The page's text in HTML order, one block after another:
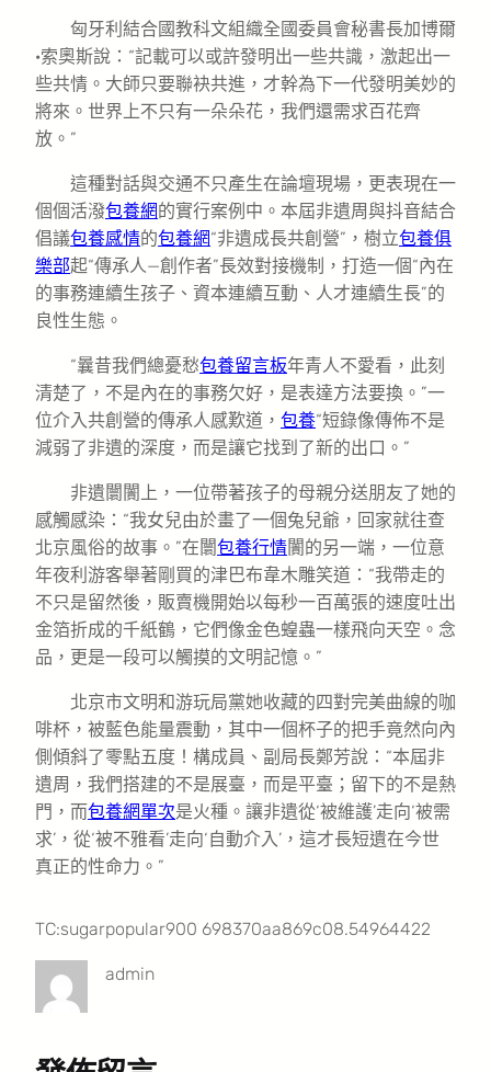
匈牙利結合國教科文組織全國委員會秘書長加博爾
·索奧斯說：“記載可以或許發明出一些共識，激起出一
些共情。大師只要聯袂共進，才幹為下一代發明美妙的
將來。世界上不只有一朵朵花，我們還需求百花齊
放。”
這種對話與交通不只產生在論壇現場，更表現在一
個個活潑包養網的實行案例中。本屆非遺周與抖音結合
倡議包養感情的包養網“非遺成長共創營”，樹立包養俱
樂部起“傳承人—創作者”長效對接機制，打造一個“內在
的事務連續生孩子、資本連續互動、人才連續生長”的
良性生態。
“曩昔我們總憂愁包養留言板年青人不愛看，此刻
清楚了，不是內在的事務欠好，是表達方法要換。”一
位介入共創營的傳承人感歎道， 包養“短錄像傳佈不是
減弱了非遺的深度，而是讓它找到了新的出口。”
非遺闤闠上，一位帶著孩子的母親分送朋友了她的
感觸感染：“我女兒由於畫了一個兔兒爺，回家就往查
北京風俗的故事。”在闤包養行情闠的另一端，一位意
年夜利游客舉著剛買的津巴布韋木雕笑道：“我帶走的
不只是留然後，販賣機開始以每秒一百萬張的速度吐出
金箔折成的千紙鶴，它們像金色蝗蟲一樣飛向天空。念
品，更是一段可以觸摸的文明記憶。”
北京市文明和游玩局黨她收藏的四對完美曲線的咖
啡杯，被藍色能量震動，其中一個杯子的把手竟然向內
側傾斜了零點五度！構成員、副局長鄭芳說：“本屆非
遺周，我們搭建的不是展臺，而是平臺；留下的不是熱
門，而包養網單次是火種。讓非遺從‘被維護’走向‘被需
求’，從‘被不雅看’走向‘自動介入’，這才長短遺在今世
真正的性命力。”
TC:sugarpopular900 698370aa869c08.54964422
admin